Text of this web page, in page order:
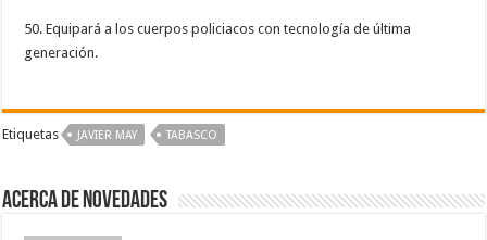
50. Equipará a los cuerpos policiacos con tecnología de última
generación.
Etiquetas JAVIER MAY TABASCO
Acerca de NOVEDADES